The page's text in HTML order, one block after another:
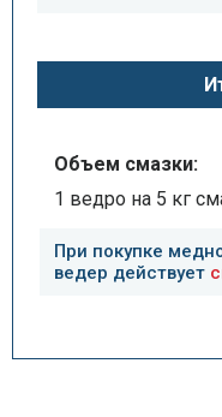
Объем смазки:
1 ведро на 5 кг
При покупке
ведер действует